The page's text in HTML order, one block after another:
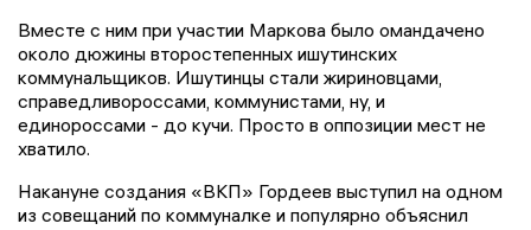
Вместе с ним при участии Маркова было омандачено
около дюжины второстепенных ишутинских
коммунальщиков. Ишутинцы стали жириновцами,
справедливороссами, коммунистами, ну, и
единороссами - до кучи. Просто в оппозиции мест не
хватило.
Накануне создания «ВКП» Гордеев выступил на одном
из совещаний по коммуналке и популярно объяснил